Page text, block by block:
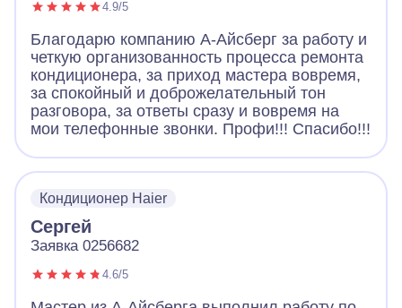
4.9/5
Благодарю компанию А-Айсберг за работу и
четкую организованность процесса ремонта
кондиционера, за приход мастера вовремя,
за спокойный и доброжелательный тон
разговора, за ответы сразу и вовремя на
мои телефонные звонки. Профи!!! Спасибо!!!
Кондиционер Haier
Сергей
Заявка 0256682
4.6/5